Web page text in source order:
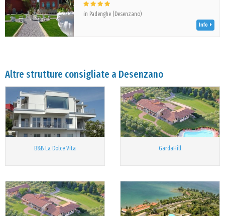
in Padenghe (Desenzano)
Info
Altre strutture consigliate a Desenzano
B&B La Dolce Vita GardaHill